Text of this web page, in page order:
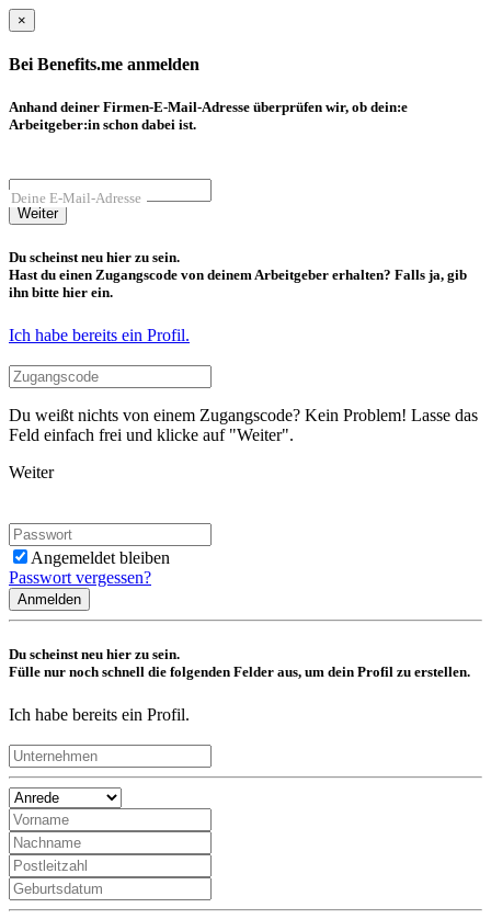
×
Bei Benefits.me anmelden
Anhand deiner Firmen-E-Mail-Adresse überprüfen wir, ob dein:e
Arbeitgeber:in schon dabei ist.
Deine E-Mail-Adresse
Weiter
Du scheinst neu hier zu sein.
Hast du einen Zugangscode von deinem Arbeitgeber erhalten? Falls ja, gib
ihn bitte hier ein.
Ich habe bereits ein Profil.
Du weißt nichts von einem Zugangscode? Kein Problem! Lasse das
Feld einfach frei und klicke auf "Weiter".
Weiter
Angemeldet bleiben
Passwort vergessen?
Anmelden
Du scheinst neu hier zu sein.
Fülle nur noch schnell die folgenden Felder aus, um dein Profil zu erstellen.
Ich habe bereits ein Profil.